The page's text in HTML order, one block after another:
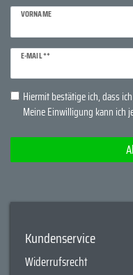
VORNAME
E-MAIL **
Newsletter
Honig
Hiermit bestätige ich, dass
Meine Einwilligung kann ich
Kundenservice
Widerrufsrecht